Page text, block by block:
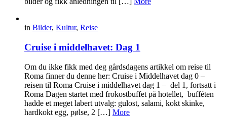
in Bilder, Kultur, Reise
Cruise i middelhavet: Dag 1
Om du ikke fikk med deg gårdsdagens artikkel om reise til
Roma finner du denne her: Cruise i Middelhavet dag 0 –
reisen til Roma Cruise i middelhavet dag 1 – del 1, fortsatt i
Roma Dagen startet med frokostbuffet på hotellet, bufféten
hadde et meget labert utvalg: gulost, salami, kokt skinke,
hardkokt egg, pølse, 2 […] More